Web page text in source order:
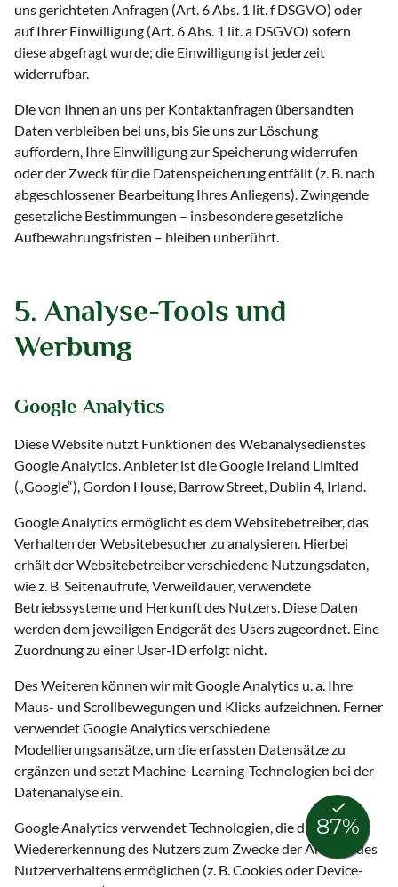
uns gerichteten Anfragen (Art. 6 Abs. 1 lit. f DSGVO) oder
auf Ihrer Einwilligung (Art. 6 Abs. 1 lit. a DSGVO) sofern
diese abgefragt wurde; die Einwilligung ist jederzeit
widerrufbar.
Die von Ihnen an uns per Kontaktanfragen übersandten
Daten verbleiben bei uns, bis Sie uns zur Löschung
auffordern, Ihre Einwilligung zur Speicherung widerrufen
oder der Zweck für die Datenspeicherung entfällt (z. B. nach
abgeschlossener Bearbeitung Ihres Anliegens). Zwingende
gesetzliche Bestimmungen – insbesondere gesetzliche
Aufbewahrungsfristen – bleiben unberührt.
5. Analyse-Tools und
Werbung
Google Analytics
Diese Website nutzt Funktionen des Webanalysedienstes
Google Analytics. Anbieter ist die Google Ireland Limited
(„Google“), Gordon House, Barrow Street, Dublin 4, Irland.
Google Analytics ermöglicht es dem Websitebetreiber, das
Verhalten der Websitebesucher zu analysieren. Hierbei
erhält der Websitebetreiber verschiedene Nutzungsdaten,
wie z. B. Seitenaufrufe, Verweildauer, verwendete
Betriebssysteme und Herkunft des Nutzers. Diese Daten
werden dem jeweiligen Endgerät des Users zugeordnet. Eine
Zuordnung zu einer User-ID erfolgt nicht.
Des Weiteren können wir mit Google Analytics u. a. Ihre
Maus- und Scrollbewegungen und Klicks aufzeichnen. Ferner
verwendet Google Analytics verschiedene
Modellierungsansätze, um die erfassten Datensätze zu
ergänzen und setzt Machine-Learning-Technologien bei der
Datenanalyse ein.
Google Analytics verwendet Technologien, die die
Wiedererkennung des Nutzers zum Zwecke der Analyse des
Nutzerverhaltens ermöglichen (z. B. Cookies oder Device-